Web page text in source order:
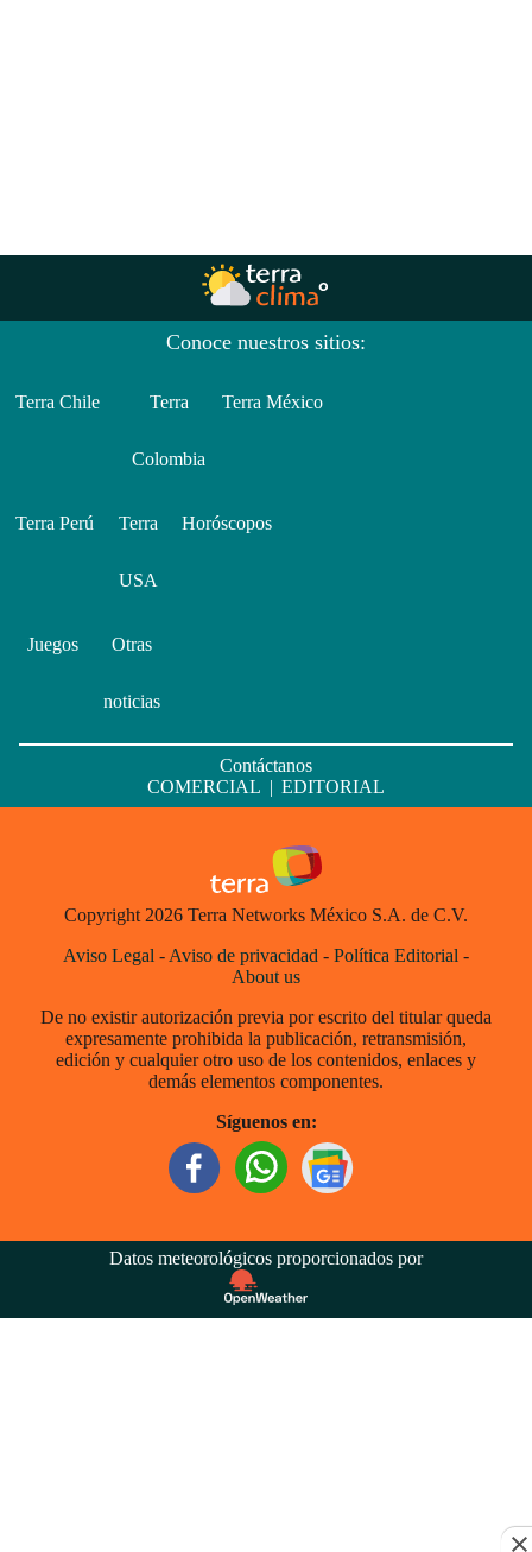
Conoce nuestros sitios:
Terra Chile Terra
Colombia
Terra México
Terra Perú Terra
USA
Horóscopos
Juegos Otras
noticias
Contáctanos
COMERCIAL | EDITORIAL
Copyright 2026 Terra Networks México S.A. de C.V.
Aviso Legal - Aviso de privacidad - Política Editorial -
About us
De no existir autorización previa por escrito del titular queda
expresamente prohibida la publicación, retransmisión,
edición y cualquier otro uso de los contenidos, enlaces y
demás elementos componentes.
Síguenos en:
Datos meteorológicos proporcionados por